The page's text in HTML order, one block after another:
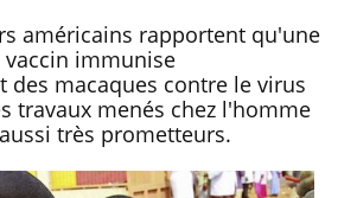
américains rapportent qu'une
vaccin immunise
des macaques contre le virus
travaux menés chez l'homme
très prometteurs.